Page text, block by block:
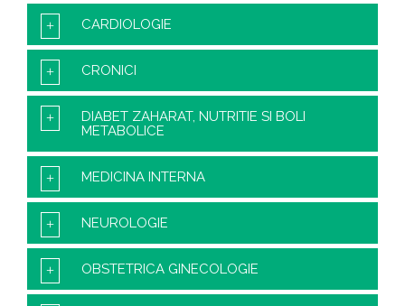
CARDIOLOGIE
CRONICI
DIABET ZAHARAT, NUTRITIE SI BOLI
METABOLICE
MEDICINA INTERNA
NEUROLOGIE
OBSTETRICA GINECOLOGIE